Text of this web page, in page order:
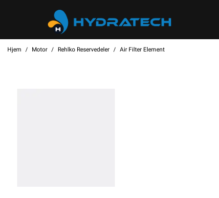
Hjem Motor Rehlko Reservedeler Air Filter Element